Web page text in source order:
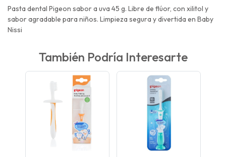
Pasta dental Pigeon sabor a uva 45 g. Libre de flúor, con xilitol y
sabor agradable para niños. Limpieza segura y divertida en Baby
Nissi
También Podría Interesarte